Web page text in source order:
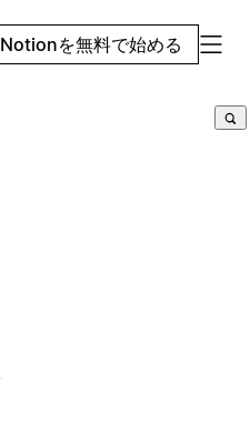
Notionを無料で始める